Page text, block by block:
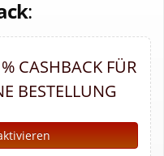
:
CASHBACK FÜR
BESTELLUNG